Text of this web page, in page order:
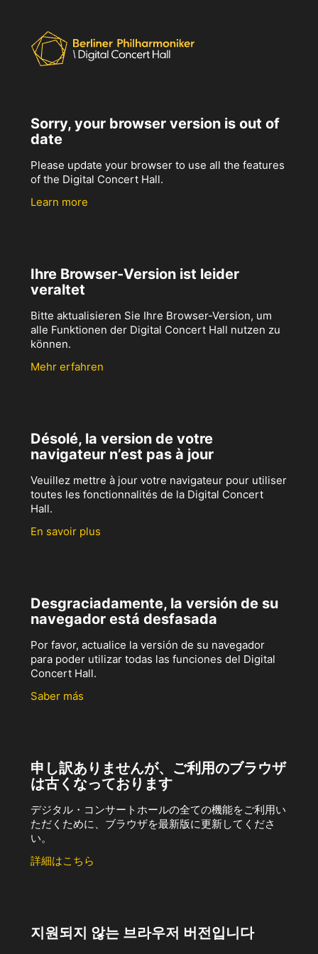
Sorry, your browser version is out of
date
Please update your browser to use all the features
of the Digital Concert Hall.
Learn more
Ihre Browser-Version ist leider
veraltet
Bitte aktualisieren Sie Ihre Browser-Version, um
alle Funktionen der Digital Concert Hall nutzen zu
können.
Mehr erfahren
Désolé, la version de votre
navigateur n’est pas à jour
Veuillez mettre à jour votre navigateur pour utiliser
toutes les fonctionnalités de la Digital Concert
Hall.
En savoir plus
Desgraciadamente, la versión de su
navegador está desfasada
Por favor, actualice la versión de su navegador
para poder utilizar todas las funciones del Digital
Concert Hall.
Saber más
申し訳ありませんが、ご利用のブラウザ
は古くなっております
デジタル・コンサートホールの全ての機能をご利用い
ただくために、ブラウザを最新版に更新してくださ
い。
詳細はこちら
지원되지 않는 브라우저 버전입니다